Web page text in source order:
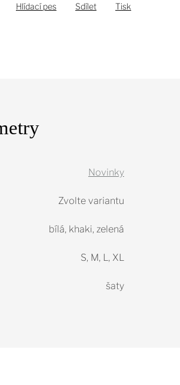
Tisk
Hlídací pes Sdílet
Novinky
Zvolte variantu
bílá, khaki, zelená
S, M, L, XL
šaty